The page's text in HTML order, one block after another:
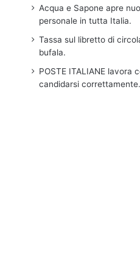
Acqua e Sapone apre
personale in tutta Italia.
Tassa sul libretto di
bufala.
POSTE ITALIANE lavora
candidarsi correttamente.